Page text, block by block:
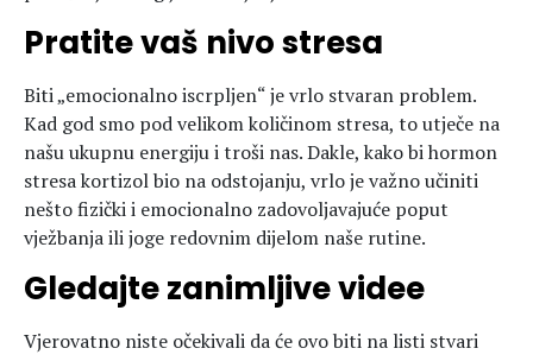
Pratite vaš nivo stresa
Biti „emocionalno iscrpljen“ je vrlo stvaran problem.
Kad god smo pod velikom količinom stresa, to utječe na
našu ukupnu energiju i troši nas. Dakle, kako bi hormon
stresa kortizol bio na odstojanju, vrlo je važno učiniti
nešto fizički i emocionalno zadovoljavajuće poput
vježbanja ili joge redovnim dijelom naše rutine.
Gledajte zanimljive videe
Vjerovatno niste očekivali da će ovo biti na listi stvari